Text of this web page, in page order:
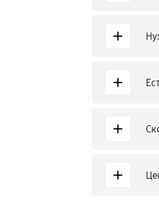
+
+
+
+